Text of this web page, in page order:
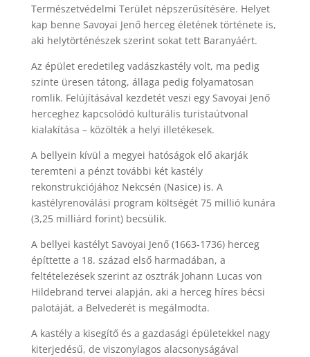
Természetvédelmi Terület népszerűsítésére. Helyet
kap benne Savoyai Jenő herceg életének története is,
aki helytörténészek szerint sokat tett Baranyáért.
Az épület eredetileg vadászkastély volt, ma pedig
szinte üresen tátong, állaga pedig folyamatosan
romlik. Felújításával kezdetét veszi egy Savoyai Jenő
herceghez kapcsolódó kulturális turistaútvonal
kialakítása – közölték a helyi illetékesek.
A bellyein kívül a megyei hatóságok elő akarják
teremteni a pénzt további két kastély
rekonstrukciójához Nekcsén (Nasice) is. A
kastélyrenoválási program költségét 75 millió kunára
(3,25 milliárd forint) becsülik.
A bellyei kastélyt Savoyai Jenő (1663-1736) herceg
építtette a 18. század első harmadában, a
feltételezések szerint az osztrák Johann Lucas von
Hildebrand tervei alapján, aki a herceg híres bécsi
palotáját, a Belvederét is megálmodta.
A kastély a kisegítő és a gazdasági épületekkel nagy
kiterjedésű, de viszonylagos alacsonyságával